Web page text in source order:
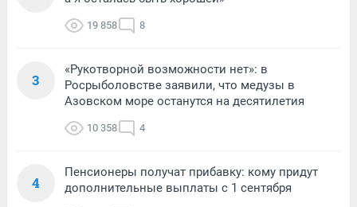
19 858 8
3
«Рукотворной возможности нет»: в
Росрыболовстве заявили, что медузы в
Азовском море останутся на десятилетия
10 358 4
4
Пенсионеры получат прибавку: кому придут
дополнительные выплаты с 1 сентября